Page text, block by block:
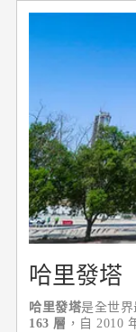
哈里發塔
哈里發塔是全世
163 層 ，自 2010